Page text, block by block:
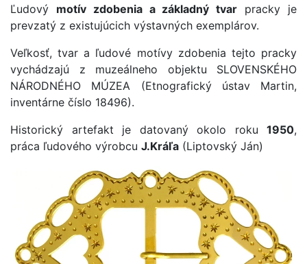
Ľudový motív zdobenia a základný tvar pracky je
prevzatý z existujúcich výstavných exemplárov.
Veľkosť, tvar a ľudové motívy zdobenia tejto pracky
vychádzajú z muzeálneho objektu SLOVENSKÉHO
NÁRODNÉHO MÚZEA (Etnografický ústav Martin,
inventárne číslo 18496).
Historický artefakt je datovaný okolo roku 1950,
práca ľudového výrobcu J.Kráľa (Liptovský Ján)